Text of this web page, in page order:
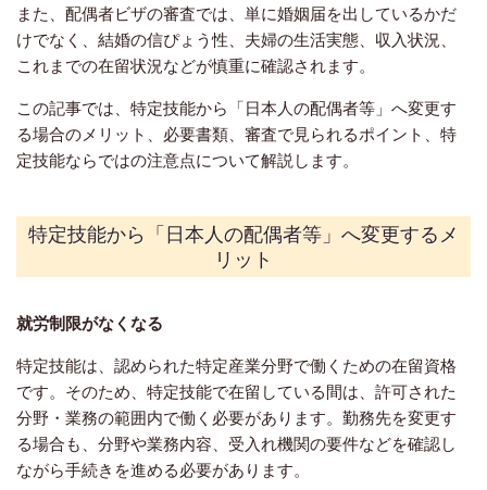
また、配偶者ビザの審査では、単に婚姻届を出しているかだ
けでなく、結婚の信ぴょう性、夫婦の生活実態、収入状況、
これまでの在留状況などが慎重に確認されます。
この記事では、特定技能から「日本人の配偶者等」へ変更す
る場合のメリット、必要書類、審査で見られるポイント、特
定技能ならではの注意点について解説します。
特定技能から「日本人の配偶者等」へ変更するメ
リット
就労制限がなくなる
特定技能は、認められた特定産業分野で働くための在留資格
です。そのため、特定技能で在留している間は、許可された
分野・業務の範囲内で働く必要があります。勤務先を変更す
る場合も、分野や業務内容、受入れ機関の要件などを確認し
ながら手続きを進める必要があります。